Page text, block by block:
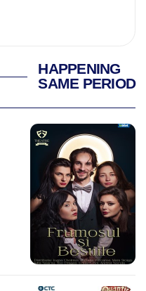
HAPPENING
SAME PERIOD